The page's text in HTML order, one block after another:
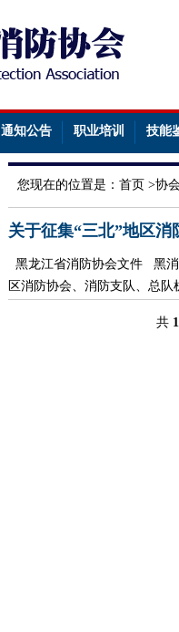
通知公告 职业培训 技能
您现在的位置是： 首页 >协
关于征集“三北”地区
黑龙江省消防协会文件 黑
区消防协会、消防支队、总
共 1